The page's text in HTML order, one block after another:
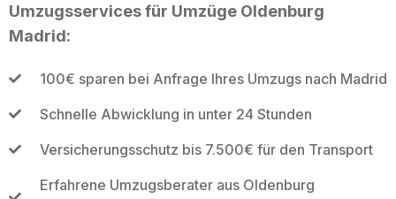
Umzugsservices für Umzüge Oldenburg
Madrid:
100€ sparen bei Anfrage Ihres Umzugs nach Madrid
Schnelle Abwicklung in unter 24 Stunden
Versicherungsschutz bis 7.500€ für den Transport
Erfahrene Umzugsberater aus Oldenburg